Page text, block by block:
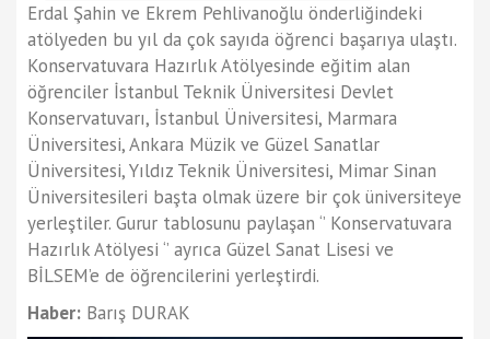
Erdal Şahin ve Ekrem Pehlivanoğlu önderliğindeki
atölyeden bu yıl da çok sayıda öğrenci başarıya ulaştı.
Konservatuvara Hazırlık Atölyesinde eğitim alan
öğrenciler İstanbul Teknik Üniversitesi Devlet
Konservatuvarı, İstanbul Üniversitesi, Marmara
Üniversitesi, Ankara Müzik ve Güzel Sanatlar
Üniversitesi, Yıldız Teknik Üniversitesi, Mimar Sinan
Üniversitesileri başta olmak üzere bir çok üniversiteye
yerleştiler. Gurur tablosunu paylaşan ‘’ Konservatuvara
Hazırlık Atölyesi ‘’ ayrıca Güzel Sanat Lisesi ve
BİLSEM’e de öğrencilerini yerleştirdi.
Haber: Barış DURAK